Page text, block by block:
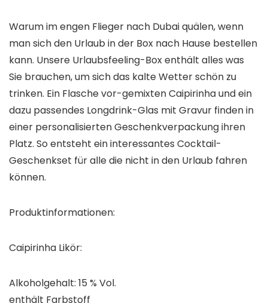
Warum im engen Flieger nach Dubai quälen, wenn
man sich den Urlaub in der Box nach Hause bestellen
kann. Unsere Urlaubsfeeling-Box enthält alles was
Sie brauchen, um sich das kalte Wetter schön zu
trinken. Ein Flasche vor-gemixten Caipirinha und ein
dazu passendes Longdrink-Glas mit Gravur finden in
einer personalisierten Geschenkverpackung ihren
Platz. So entsteht ein interessantes Cocktail-
Geschenkset für alle die nicht in den Urlaub fahren
können.
Produktinformationen:
Caipirinha Likör:
Alkoholgehalt: 15 % Vol.
enthält Farbstoff